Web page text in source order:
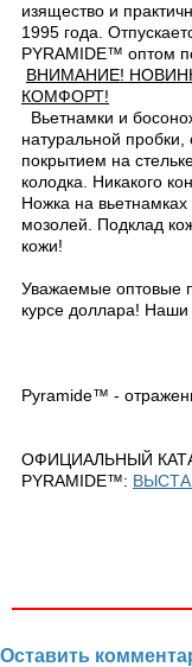
изящество и
1995 года.
PYRAMIDE™ оптом
ВНИМАНИЕ!
КОМФОРТ!
Вьетнамки и
натуральной
покрытием на
колодка. Никакого
Ножка на
мозолей. Подклад
кожи!
Уважаемые оптовые
курсе доллара!
Pyramide™ -
ОФИЦИАЛЬНЫЙ
PYRAMIDE™:
Оставить